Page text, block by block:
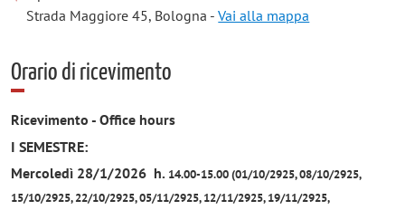
Strada Maggiore 45, Bologna -Vai alla mappa
Orario di ricevimento
Ricevimento - Office hours
I SEMESTRE:
Mercoledì 28/1/2026 h. 14.00-15.00 (01/10/2925,08/10/2925,
15/10/2925, 22/10/2925,05/11/2925, 12/11/2925,19/11/2925,